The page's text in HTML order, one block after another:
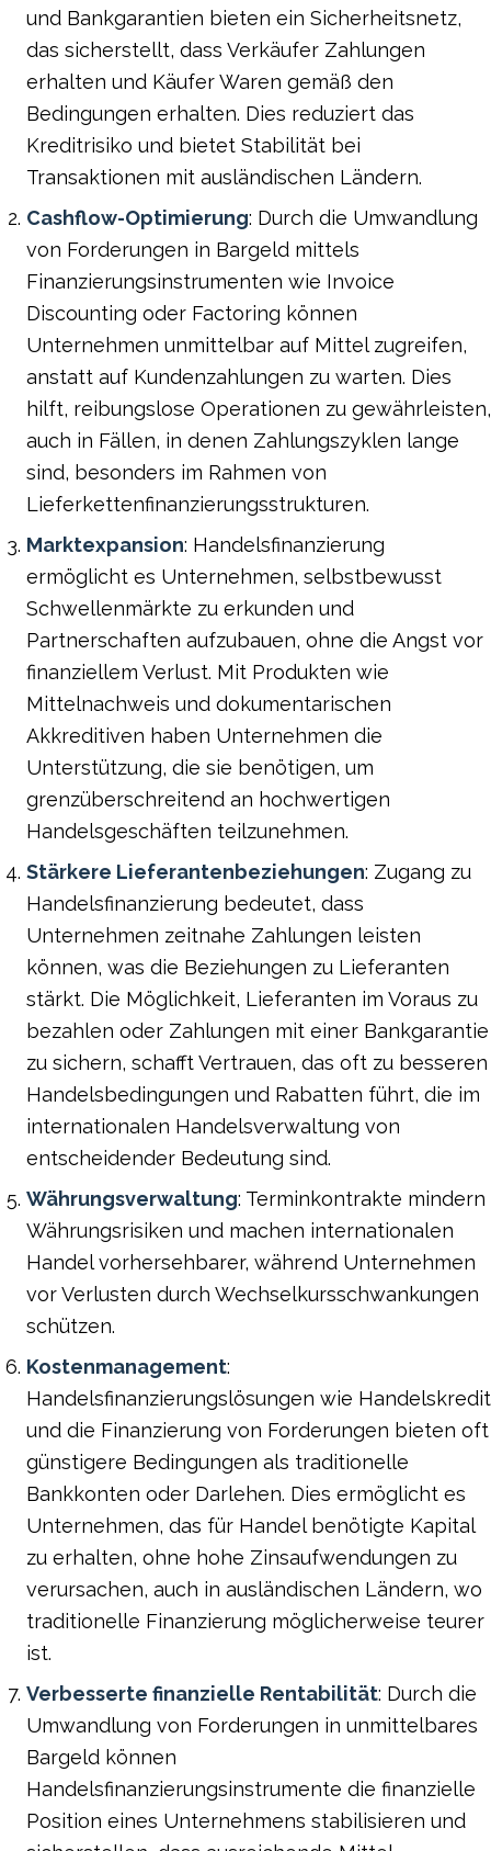
und Bankgarantien bieten ein Sicherheitsnetz,
das sicherstellt, dass Verkäufer Zahlungen
erhalten und Käufer Waren gemäß den
Bedingungen erhalten. Dies reduziert das
Kreditrisiko und bietet Stabilität bei
Transaktionen mit ausländischen Ländern.
Cashflow-Optimierung: Durch die Umwandlung
von Forderungen in Bargeld mittels
Finanzierungsinstrumenten wie Invoice
Discounting oder Factoring können
Unternehmen unmittelbar auf Mittel zugreifen,
anstatt auf Kundenzahlungen zu warten. Dies
hilft, reibungslose Operationen zu gewährleisten,
auch in Fällen, in denen Zahlungszyklen lange
sind, besonders im Rahmen von
Lieferkettenfinanzierungsstrukturen.
Marktexpansion: Handelsfinanzierung
ermöglicht es Unternehmen, selbstbewusst
Schwellenmärkte zu erkunden und
Partnerschaften aufzubauen, ohne die Angst vor
finanziellem Verlust. Mit Produkten wie
Mittelnachweis und dokumentarischen
Akkreditiven haben Unternehmen die
Unterstützung, die sie benötigen, um
grenzüberschreitend an hochwertigen
Handelsgeschäften teilzunehmen.
Stärkere Lieferantenbeziehungen: Zugang zu
Handelsfinanzierung bedeutet, dass
Unternehmen zeitnahe Zahlungen leisten
können, was die Beziehungen zu Lieferanten
stärkt. Die Möglichkeit, Lieferanten im Voraus zu
bezahlen oder Zahlungen mit einer Bankgarantie
zu sichern, schafft Vertrauen, das oft zu besseren
Handelsbedingungen und Rabatten führt, die im
internationalen Handelsverwaltung von
entscheidender Bedeutung sind.
Währungsverwaltung: Terminkontrakte mindern
Währungsrisiken und machen internationalen
Handel vorhersehbarer, während Unternehmen
vor Verlusten durch Wechselkursschwankungen
schützen.
Kostenmanagement:
Handelsfinanzierungslösungen wie Handelskredit
und die Finanzierung von Forderungen bieten oft
günstigere Bedingungen als traditionelle
Bankkonten oder Darlehen. Dies ermöglicht es
Unternehmen, das für Handel benötigte Kapital
zu erhalten, ohne hohe Zinsaufwendungen zu
verursachen, auch in ausländischen Ländern, wo
traditionelle Finanzierung möglicherweise teurer
ist.
Verbesserte finanzielle Rentabilität: Durch die
Umwandlung von Forderungen in unmittelbares
Bargeld können
Handelsfinanzierungsinstrumente die finanzielle
Position eines Unternehmens stabilisieren und